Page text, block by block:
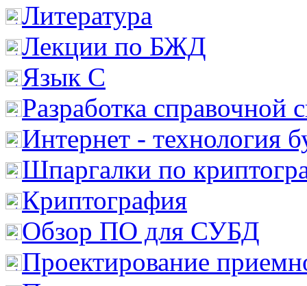
Литература
Лекции по БЖД
Язык С
Разработка справочной
Интернет - технология
Шпаргалки по
Криптография
Обзор ПО для СУБД
Проектирование